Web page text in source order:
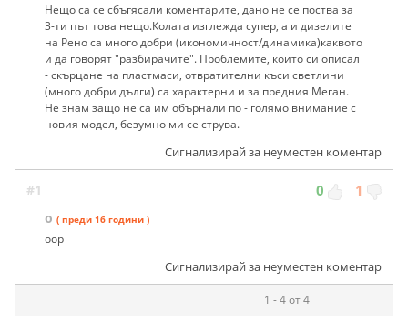
Нещо са се сбъгясали коментарите, дано не се поства за
3-ти път това нещо.Колата изглежда супер, а и дизелите
на Рено са много добри (икономичност/динамика)каквото
и да говорят "разбирачите". Проблемите, които си описал
- скърцане на пластмаси, отвратителни къси светлини
(много добри дълги) са характерни и за предния Меган.
Не знам защо не са им обърнали по - голямо внимание с
новия модел, безумно ми се струва.
Сигнализирай за неуместен коментар
#1 0 1
o ( преди 16 години )
oop
Сигнализирай за неуместен коментар
1 - 4 от 4